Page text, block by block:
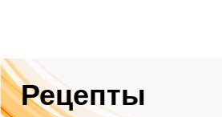
Рецепты